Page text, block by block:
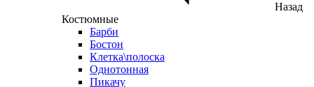
Назад
Костюмные
Барби
Бостон
Клетка\полоска
Однотонная
Пикачу